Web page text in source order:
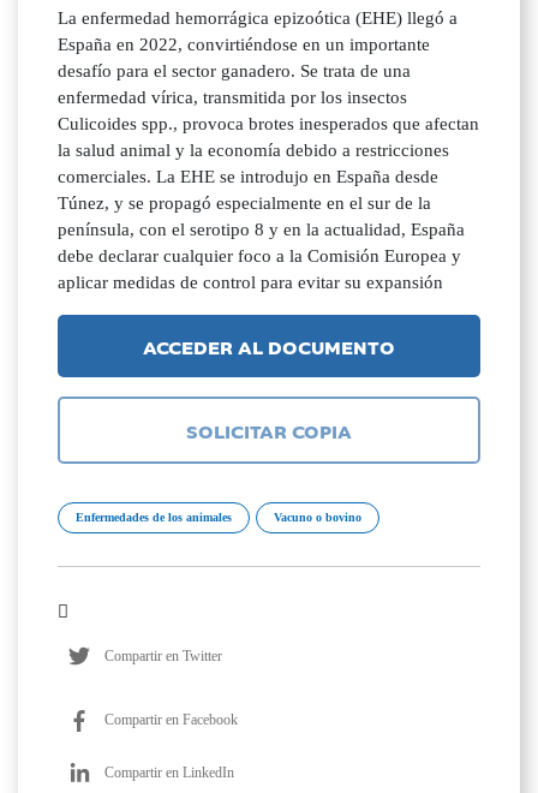
La enfermedad hemorrágica epizoótica (EHE) llegó a
España en 2022, convirtiéndose en un importante
desafío para el sector ganadero. Se trata de una
enfermedad vírica, transmitida por los insectos
Culicoides spp., provoca brotes inesperados que afectan
la salud animal y la economía debido a restricciones
comerciales. La EHE se introdujo en España desde
Túnez, y se propagó especialmente en el sur de la
península, con el serotipo 8 y en la actualidad, España
debe declarar cualquier foco a la Comisión Europea y
aplicar medidas de control para evitar su expansión
ACCEDER AL DOCUMENTO
SOLICITAR COPIA
Enfermedades de los animales Vacuno o bovino
Compartir en Twitter
Compartir en Facebook
Compartir en LinkedIn